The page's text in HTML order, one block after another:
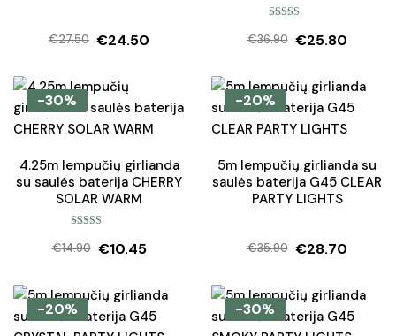
€27.50
Original
was:
€27.50.
€24.50
Current
is:
€24.50.
5.00iš 5
€36.90
Original
was:
€36.90.
€25.80
Current
is:
€25.80.
-30%
4.25m lempučių girlianda
su saulės baterija CHERRY
SOLAR WARM
5.00iš 5
€14.90
Original
was:
€14.90.
€10.45
Current
is:
€10.45.
-20%
5m lempučių girlianda su
saulės baterija G45 CLEAR
PARTY LIGHTS
€35.90
Original
was:
€35.90.
€28.70
Current
is:
€28.70.
-20% -30%